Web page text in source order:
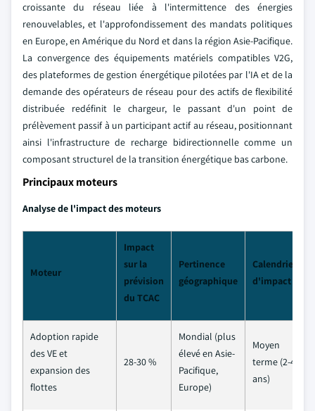
croissante du réseau liée à l'intermittence des énergies
renouvelables, et l'approfondissement des mandats politiques
en Europe, en Amérique du Nord et dans la région Asie-Pacifique.
La convergence des équipements matériels compatibles V2G,
des plateformes de gestion énergétique pilotées par l'IA et de la
demande des opérateurs de réseau pour des actifs de flexibilité
distribuée redéfinit le chargeur, le passant d'un point de
prélèvement passif à un participant actif au réseau, positionnant
ainsi l'infrastructure de recharge bidirectionnelle comme un
composant structurel de la transition énergétique bas carbone.
Principaux moteurs
Analyse de l'impact des moteurs
Moteur
Impact
sur la
prévision
du TCAC
Pertinence
géographique
Calendrier
d'impact
Adoption rapide
des VE et
expansion des
flottes
28-30 %
Mondial (plus
élevé en Asie-
Pacifique,
Europe)
Moyen
terme (2-4
ans)